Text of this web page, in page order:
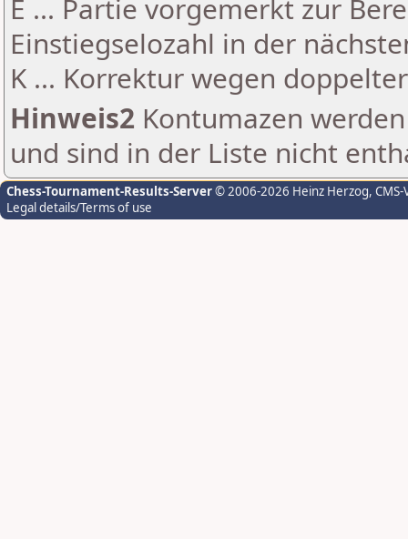
E ... Partie vorgemerkt zur
Einstiegselozahl in der
K ... Korrektur wegen
Hinweis2 Kontumazen
und sind in der Liste nicht
Chess-Tournament-Results-Server© 2006-2026 Heinz Herzog,
Legal details/Terms of use